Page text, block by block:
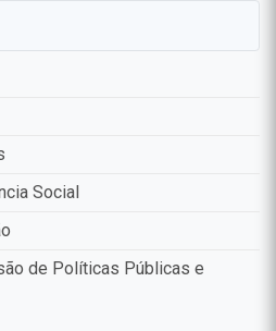
Social
de Políticas Públicas e